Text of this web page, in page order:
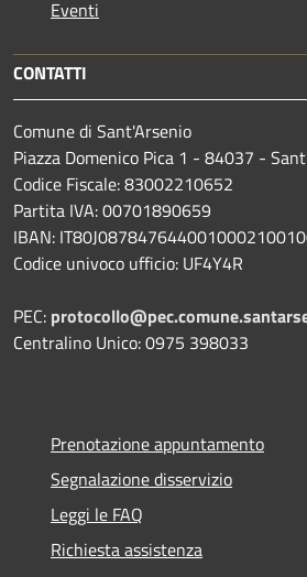
Eventi
CONTATTI
Comune di Sant'Arsenio
Piazza Domenico Pica 1 - 84037 -
Codice Fiscale: 83002210652
Partita IVA: 00701890659
IBAN:
Codice univoco ufficio: UF4Y4R
PEC:
Centralino Unico: 0975 398033
Prenotazione appuntamento
Segnalazione disservizio
Leggi le FAQ
Richiesta assistenza